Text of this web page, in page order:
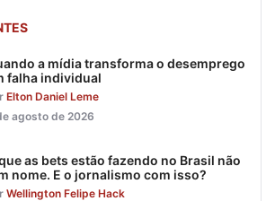
a mídia transforma o desemprego
falha individual
Elton Daniel Leme
agosto de 2026
as bets estão fazendo no Brasil não
nome. E o jornalismo com isso?
Wellington Felipe Hack